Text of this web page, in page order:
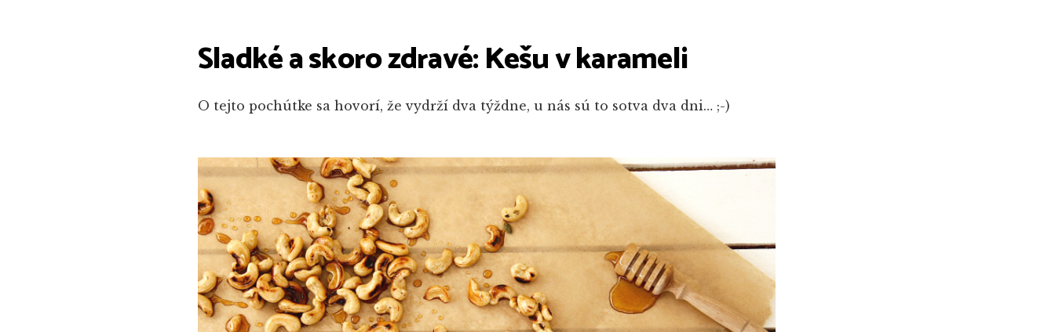
Sladké a skoro zdravé: Kešu v karameli
O tejto pochútke sa hovorí, že vydrží dva týždne, u nás sú to sotva dva dni… ;-)